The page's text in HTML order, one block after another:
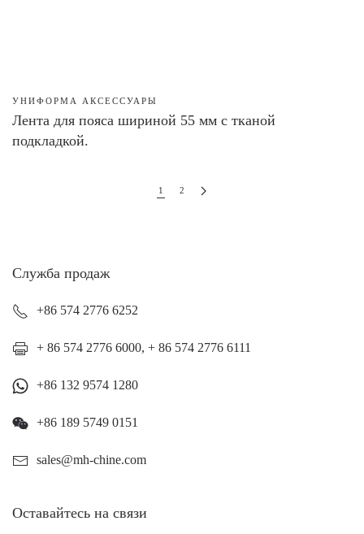
УНИФОРМА АКСЕССУАРЫ
Лента для пояса шириной 55 мм с тканой
подкладкой.
1 2
Служба продаж
+86 574 2776 6252
+ 86 574 2776 6000, + 86 574 2776 6111
+86 132 9574 1280
+86 189 5749 0151
sales@mh-chine.com
Оставайтесь на связи